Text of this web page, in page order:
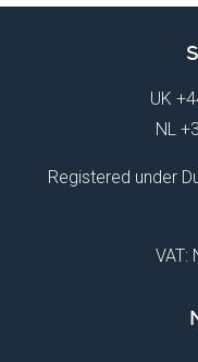
UK
NL
Registered under
VAT: